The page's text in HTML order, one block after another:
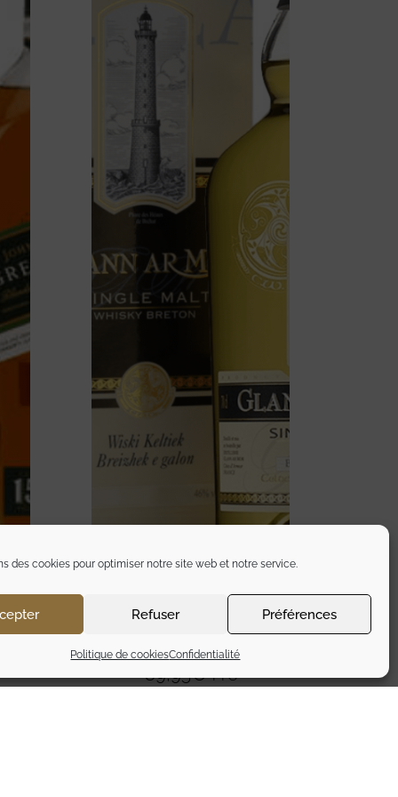
des cookies pour optimiser notre site web et notre service.
Refuser Préférences
Politique de cookiesConfidentialité
GLANN AR MOR CELTIC
DISTILLERY
89,95€ TTC